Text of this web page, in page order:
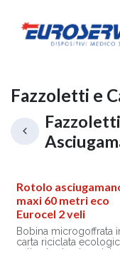
Fazzoletti e
Rotolo
maxi 60 metri eco
Eurocel 2 veli
Bobina microgoffrata
carta riciclata
veli, ad estrazione